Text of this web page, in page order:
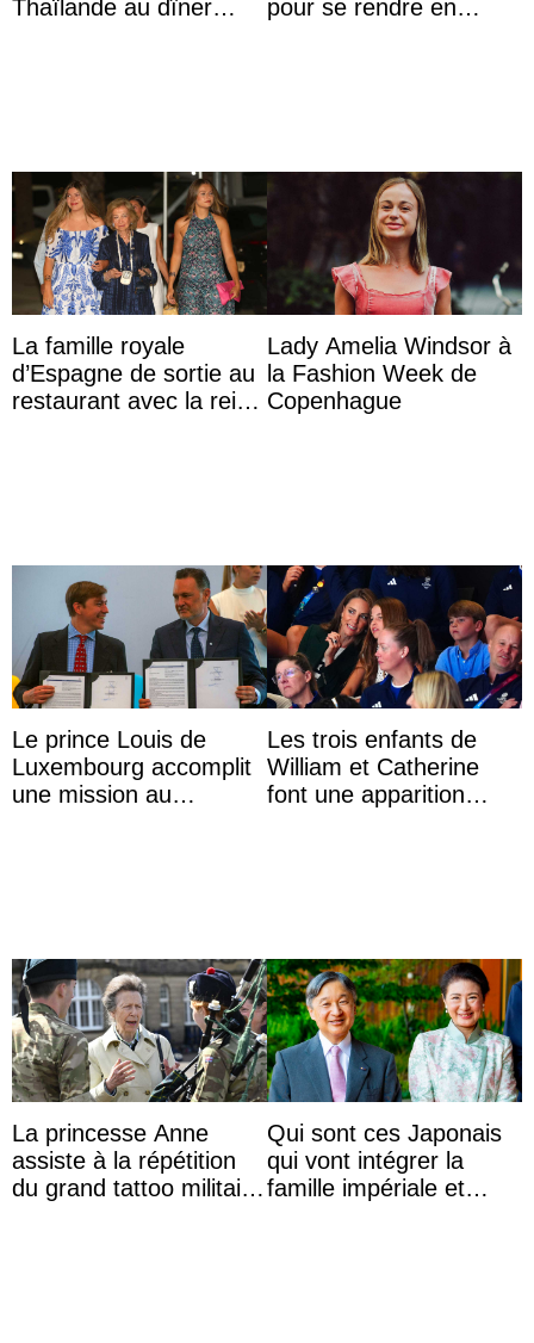
Thaïlande au dîner
pour se rendre en
La famille royale
d’Espagne de sortie au
restaurant avec la reine
Lady Amelia Windsor à
la Fashion Week de
Copenhague
Le prince Louis de
Luxembourg accomplit
une mission au
Les trois enfants de
William et Catherine
font une apparition
La princesse Anne
assiste à la répétition
du grand tattoo militaire
Qui sont ces Japonais
qui vont intégrer la
famille impériale et